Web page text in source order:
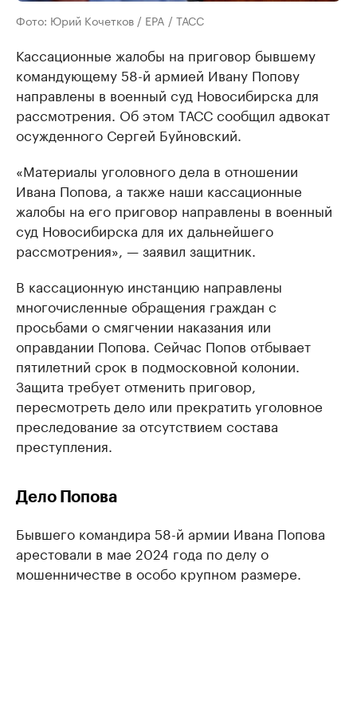
Фото: Юрий Кочетков / EPA / ТАСС
Кассационные жалобы на приговор бывшему
командующему 58-й армией Ивану Попову
направлены в военный суд Новосибирска для
рассмотрения. Об этом ТАСС сообщил адвокат
осужденного Сергей Буйновский.
«Материалы уголовного дела в отношении
Ивана Попова, а также наши кассационные
жалобы на его приговор направлены в военный
суд Новосибирска для их дальнейшего
рассмотрения», — заявил защитник.
В кассационную инстанцию направлены
многочисленные обращения граждан с
просьбами о смягчении наказания или
оправдании Попова. Сейчас Попов отбывает
пятилетний срок в подмосковной колонии.
Защита требует отменить приговор,
пересмотреть дело или прекратить уголовное
преследование за отсутствием состава
преступления.
Дело Попова
Бывшего командира 58-й армии Ивана Попова
арестовали в мае 2024 года по делу о
мошенничестве в особо крупном размере.